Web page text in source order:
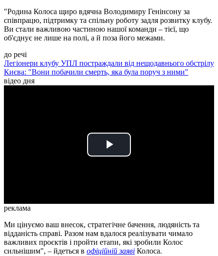
"Родина Колоса щиро вдячна Володимиру Генінсону за
співпрацю, підтримку та спільну роботу задля розвитку клубу.
Ви стали важливою частиною нашої команди – тієї, що
об'єднує не лише на полі, а й поза його межами.
до речі
Легіонери клубу УПЛ постраждали від нещодавнього обстрілу
Києва: "Вони побачили смерть, яка була поруч з ними"
відео дня
Play
реклама
Ми цінуємо ваш внесок, стратегічне бачення, людяність та
відданість справі. Разом нам вдалося реалізувати чимало
важливих проєктів і пройти етапи, які зробили Колос
сильнішим", – йдеться в офіційній заяві Колоса.